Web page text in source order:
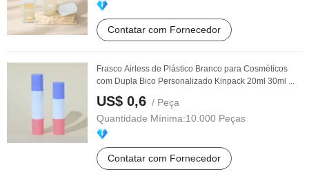
Contatar com Fornecedor
Frasco Airless de Plástico Branco para Cosméticos
com Dupla Bico Personalizado Kinpack 20ml 30ml ...
US$ 0,6 / Peça
Quantidade Mínima:10.000 Peças
Contatar com Fornecedor